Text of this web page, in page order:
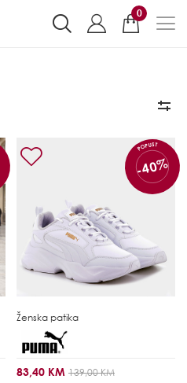
0
POPUST
-40%
Ženska patika
83,40 KM 139,00 KM